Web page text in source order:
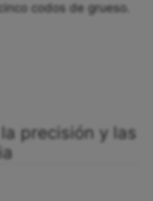
codos de grueso.
precisión y las